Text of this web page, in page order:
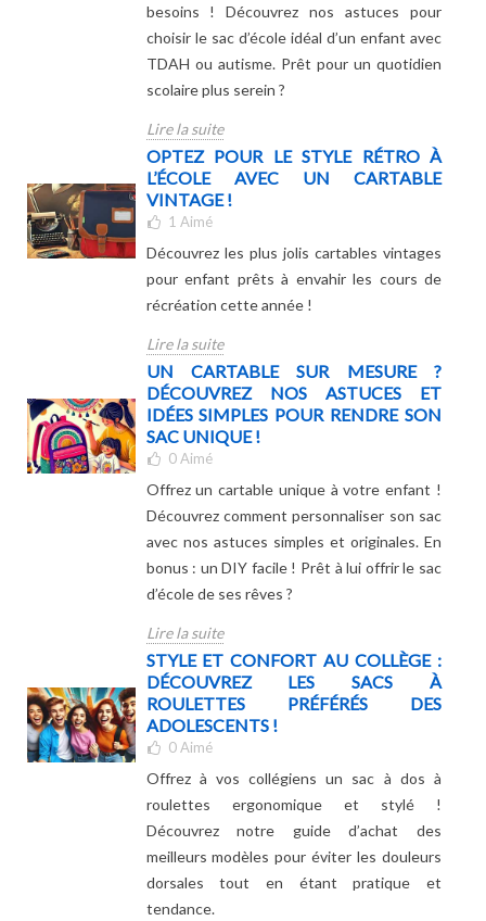
besoins ! Découvrez nos astuces pour
choisir le sac d’école idéal d’un enfant avec
TDAH ou autisme. Prêt pour un quotidien
scolaire plus serein ?
Lire la suite
OPTEZ POUR LE STYLE RÉTRO À
L’ÉCOLE AVEC UN CARTABLE
VINTAGE !
1 Aimé
Découvrez les plus jolis cartables vintages
pour enfant prêts à envahir les cours de
récréation cette année !
Lire la suite
UN CARTABLE SUR MESURE ?
DÉCOUVREZ NOS ASTUCES ET
IDÉES SIMPLES POUR RENDRE SON
SAC UNIQUE !
0 Aimé
Offrez un cartable unique à votre enfant !
Découvrez comment personnaliser son sac
avec nos astuces simples et originales. En
bonus : un DIY facile ! Prêt à lui offrir le sac
d’école de ses rêves ?
Lire la suite
STYLE ET CONFORT AU COLLÈGE :
DÉCOUVREZ LES SACS À
ROULETTES PRÉFÉRÉS DES
ADOLESCENTS !
0 Aimé
Offrez à vos collégiens un sac à dos à
roulettes ergonomique et stylé !
Découvrez notre guide d’achat des
meilleurs modèles pour éviter les douleurs
dorsales tout en étant pratique et
tendance.